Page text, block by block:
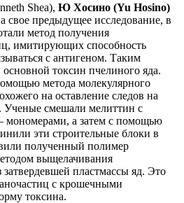
Shea), Ю Хосино (Yu Hosino)
свое предыдущее исследование, в
метод получения
имитирующих способность
с антигеном. Таким
токсин пчелиного яда.
метода молекулярного
на оставление следов на
Ученые смешали мелиттин с
мономерами, а затем с помощью
эти строительные блоки в
полученный полимер
выщелачивания
затвердевшей пластмассы яд. Это
с крошечными
токсина.